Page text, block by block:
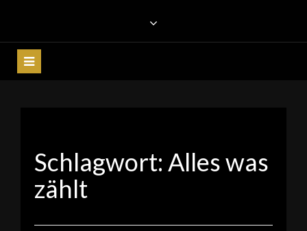
contentDIE HOCHZEITSBAND JUNIK
AUS REUTLINGEN FÜR
Akustik Coverband aus Reutlingen • Die
Hochzeitsband für Stuttgart, Ulm, Ravensburg,
Schlagwort: Alles was
zählt